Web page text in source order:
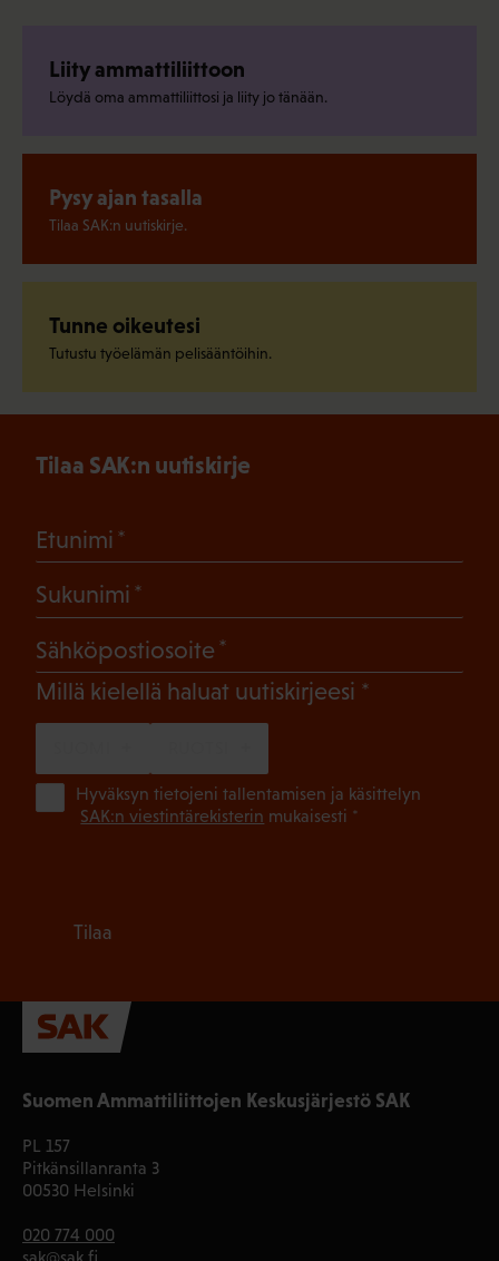
Liity ammattiliittoon
Löydä oma ammattiliittosi ja liity jo tänään.
Pysy ajan tasalla
Tilaa SAK:n uutiskirje.
Tunne oikeutesi
Tutustu työelämän pelisääntöihin.
Suomen Ammattiliittojen Keskusjärjestö SAK
PL 157
Pitkänsillanranta 3
00530 Helsinki
020 774 000
sak@sak.fi
Tilaa SAK:n uutiskirje
Etunimi
Sukunimi
Sähköpostiosoite
Millä kielellä haluat uutiskirjeesi (Pakollinen)
Hyväksyn tietojeni tallentamisen ja käsittelyn
SAK:n viestintärekisterin mukaisesti *
Tilaa